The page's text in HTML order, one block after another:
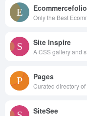
Ecommercefolio
Site Inspire
Pages
SiteSee